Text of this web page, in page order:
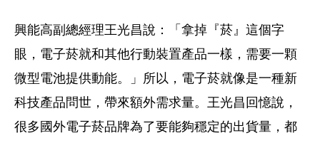
興能高副總經理王光昌說：「拿掉『菸』這個字
眼，電子菸就和其他行動裝置產品一樣，需要一顆
微型電池提供動能。」所以，電子菸就像是一種新
科技產品問世，帶來額外需求量。王光昌回憶說，
很多國外電子菸品牌為了要能夠穩定的出貨量，都